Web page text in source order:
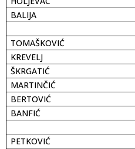
BALIJA
TOMAŠKOVIĆ
KREVELJ
ŠKRGATIĆ
MARTINČIĆ
BERTOVIĆ
BANFIĆ
PETKOVIĆ